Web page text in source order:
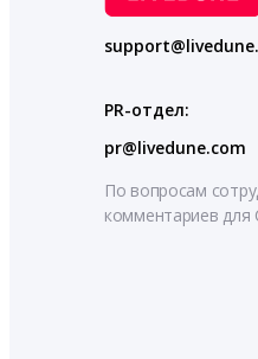
PR-отдел:
pr@livedune.com
По вопросам
комментариев